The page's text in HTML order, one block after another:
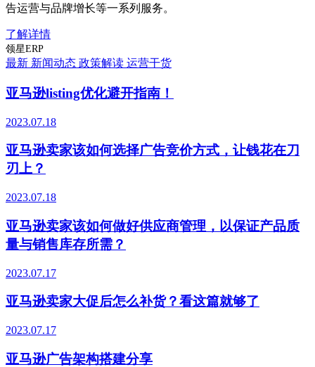
告运营与品牌增长等一系列服务。
了解详情
领星ERP
最新 新闻动态 政策解读 运营干货
亚马逊listing优化避开指南！
2023.07.18
亚马逊卖家该如何选择广告竞价方式，让钱花在刀
刃上？
2023.07.18
亚马逊卖家该如何做好供应商管理，以保证产品质
量与销售库存所需？
2023.07.17
亚马逊卖家大促后怎么补货？看这篇就够了
2023.07.17
亚马逊广告架构搭建分享